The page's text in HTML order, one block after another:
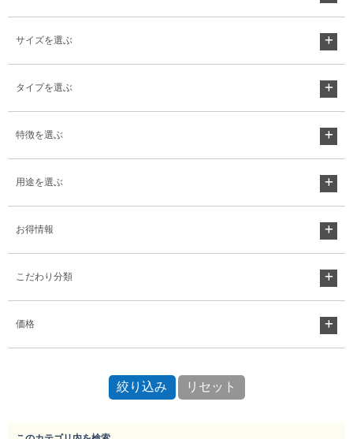
サイズを選ぶ
タイプを選ぶ
特徴を選ぶ
用途を選ぶ
お得情報
こだわり分類
価格